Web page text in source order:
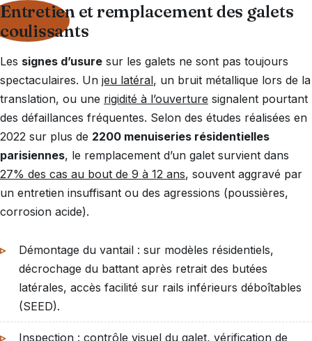
Entretien et remplacement des galets
coulissants
Les signes d’usure sur les galets ne sont pas toujours
spectaculaires. Un jeu latéral, un bruit métallique lors de la
translation, ou une rigidité à l’ouverture signalent pourtant
des défaillances fréquentes. Selon des études réalisées en
2022 sur plus de 2200 menuiseries résidentielles
parisiennes, le remplacement d’un galet survient dans
27% des cas au bout de 9 à 12 ans, souvent aggravé par
un entretien insuffisant ou des agressions (poussières,
corrosion acide).
Démontage du vantail : sur modèles résidentiels,
décrochage du battant après retrait des butées
latérales, accès facilité sur rails inférieurs déboîtables
(SEED).
Inspection : contrôle visuel du galet, vérification de